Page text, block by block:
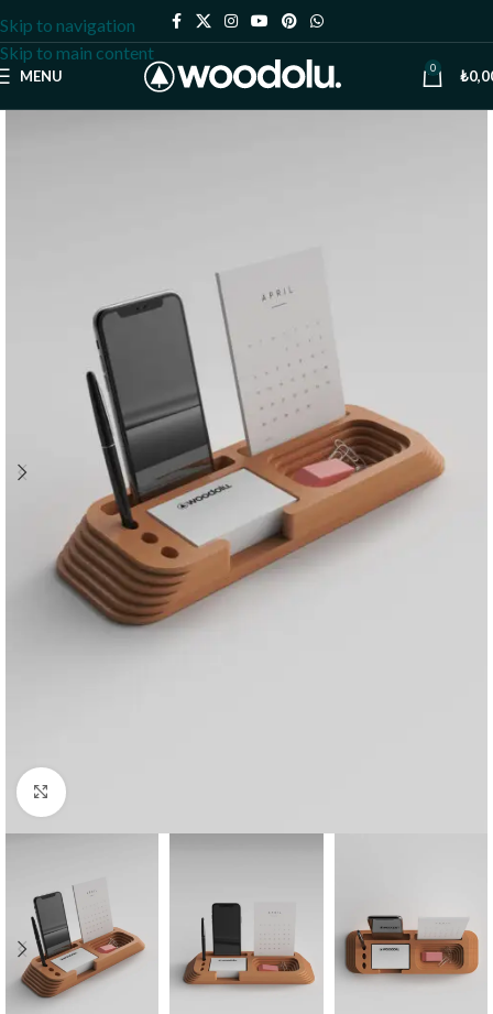
Skip to navigation
Skip to main content
MENU 0 ₺
Click to enlarge